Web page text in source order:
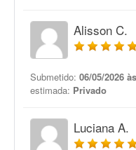
Alisson C.
Submetido: 06/05/2026
estimada: Privado
Luciana A.